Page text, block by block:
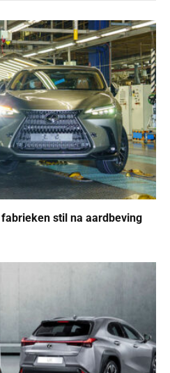
stil na aardbeving